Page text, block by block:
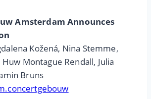
Amsterdam Announces
Kožená, Nina Stemme,
Montague Rendall, Julia
Bruns